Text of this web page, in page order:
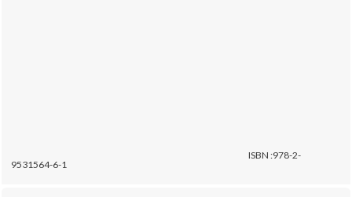
ISBN :978-2-
9531564-6-1